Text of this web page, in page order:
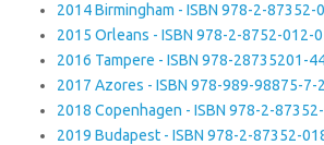
2014 Birmingham - ISBN 978-2-87352-
2015 Orleans - ISBN 978-2-8752-012-0
2016 Tampere - ISBN 978-28735201-
2017 Azores - ISBN 978-989-98875-7-2
2018 Copenhagen - ISBN 978-2-
2019 Budapest - ISBN 978-2-87352-